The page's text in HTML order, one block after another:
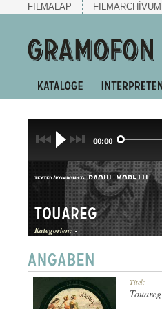
FILMALAP FILMARCHÍVUM
00:00
TEXTER/KOMPONIST: RAOUL MORETTI
FOXTROT
Touareg
Kategorien: -
Titel:
Touareg